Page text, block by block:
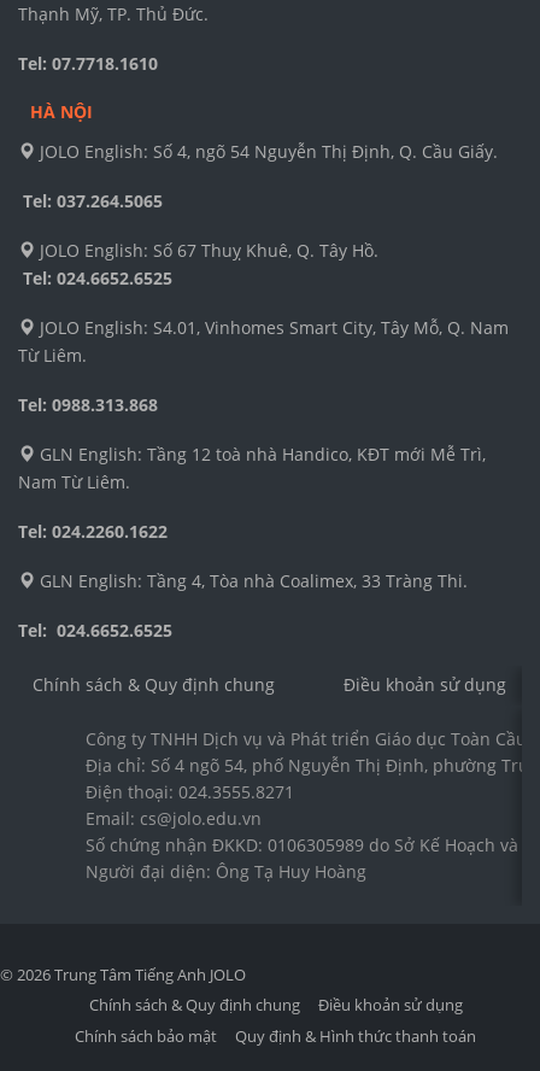
Thạnh Mỹ, TP. Thủ Đức.
Tel: 07.7718.1610
HÀ NỘI
JOLO English: Số 4, ngõ 54 Nguyễn Thị Định, Q. Cầu Giấy.
Tel: 037.264.5065
JOLO English: Số 67 Thuỵ Khuê, Q. Tây Hồ.
Tel: 024.6652.6525
JOLO English: S4.01, Vinhomes Smart City, Tây Mỗ, Q. Nam
Từ Liêm.
Tel: 0988.313.868
GLN English: Tầng 12 toà nhà Handico, KĐT mới Mễ Trì,
Nam Từ Liêm.
Tel: 024.2260.1622
GLN English: Tầng 4, Tòa nhà Coalimex, 33 Tràng Thi.
Tel: 024.6652.6525
Chính sách & Quy định chung Điều khoản sử dụng
Công ty TNHH Dịch vụ và Phát triển Giáo dục Toàn Cầu
Địa chỉ: Số 4 ngõ 54, phố Nguyễn Thị Định, phường
Điện thoại: 024.3555.8271
Email: cs@jolo.edu.vn
Số chứng nhận ĐKKD: 0106305989 do Sở Kế Hoạch và
Người đại diện: Ông Tạ Huy Hoàng
© 2026 Trung Tâm Tiếng Anh JOLO
Chính sách & Quy định chung
Điều khoản sử dụng
Chính sách bảo mật
Quy định & Hình thức thanh toán